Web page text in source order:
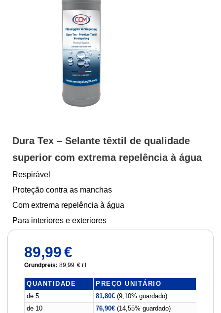
Dura Tex – Selante têxtil de qualidade
superior com extrema repelência à água
Respirável
Proteção contra as manchas
Com extrema repelência à água
Para interiores e exteriores
89,99€
Grundpreis:89,99 € /
QUANTIDADE
PREÇO UNITÁRIO
de 5
81,80€ (9,10% guardado)
de 10
76,90€ (14,55% guardado)